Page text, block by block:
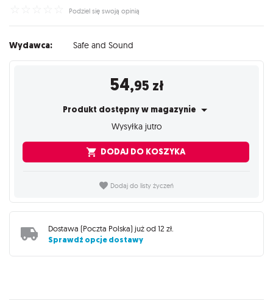
Podziel się swoją opinią
Wydawca: Safe and Sound
54,95 zł
Produkt dostępny w magazynie
Wysyłka jutro
DODAJ DO KOSZYKA
Dodaj do listy życzeń
Dostawa (Poczta Polska) już od 12 zł
Sprawdź opcje dostawy